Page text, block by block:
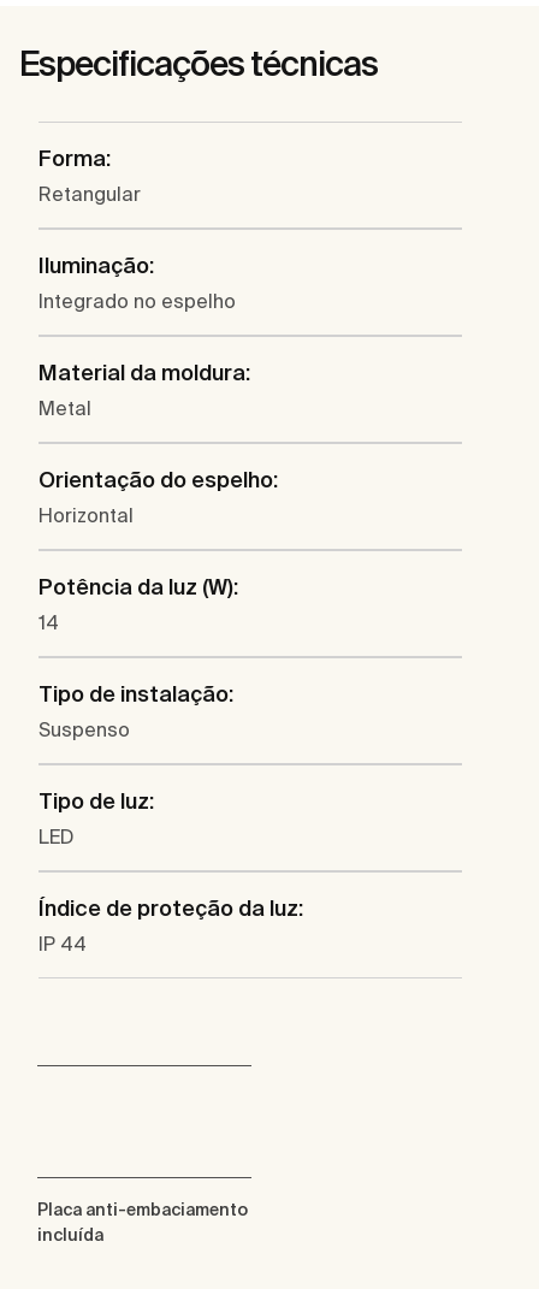
Especificações técnicas
Forma:
Retangular
Iluminação:
Integrado no espelho
Material da moldura:
Metal
Orientação do espelho:
Horizontal
Potência da luz (W):
14
Tipo de instalação:
Suspenso
Tipo de luz:
LED
Índice de proteção da luz:
IP 44
Placa anti-embaciamento
incluída